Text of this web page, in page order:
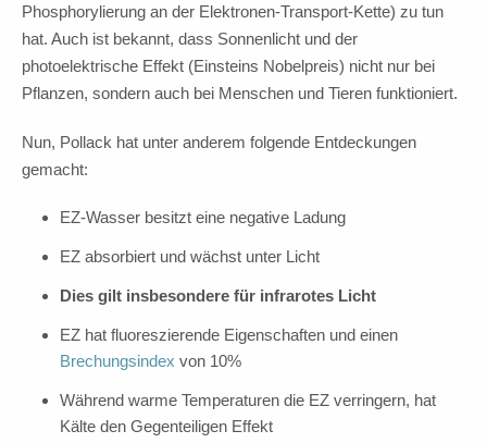
Phosphorylierung an der Elektronen-Transport-Kette) zu tun
hat. Auch ist bekannt, dass Sonnenlicht und der
photoelektrische Effekt (Einsteins Nobelpreis) nicht nur bei
Pflanzen, sondern auch bei Menschen und Tieren funktioniert.
Nun, Pollack hat unter anderem folgende Entdeckungen
gemacht:
EZ-Wasser besitzt eine negative Ladung
EZ absorbiert und wächst unter Licht
Dies gilt insbesondere für infrarotes Licht
EZ hat fluoreszierende Eigenschaften und einen
Brechungsindex von 10%
Während warme Temperaturen die EZ verringern, hat
Kälte den Gegenteiligen Effekt